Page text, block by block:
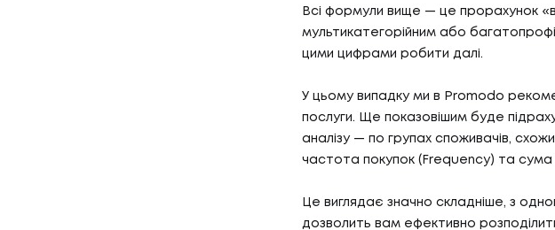
Всі формули вище — це прорахунок
мультикатегорійним або
цими цифрами робити далі.
У цьому випадку ми в Promodo
послуги. Ще показовішим буде
аналізу — по групах споживачів,
частота покупок (Frequency) та
Це виглядає значно складніше, з
дозволить вам ефективно